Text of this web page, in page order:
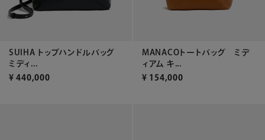
SUIHA トップハンドルバッグ
ミディ...
¥ 440,000
MANACOトートバッグ ミデ
ィアム キ...
¥ 154,000